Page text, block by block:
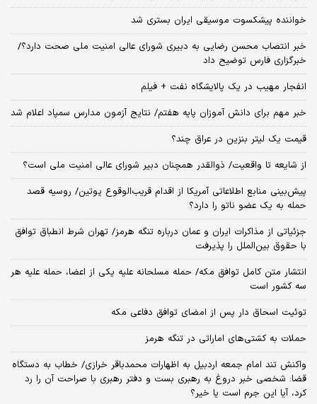
خواننده پیشکسوت موسیقی ایران بستری شد
خبر انتصاب محسن رضایی به دبیری شورای عالی امنیت ملی صحت دارد؟/
خبرگزاری فارس توضیح داد
انفجار مهیب در یک پالایشگاه نفت + فیلم
خبر مهم برای دانش آموزان پایه هفتم/ نتایج آزمون مدارس سمپاد اعلام شد
قیمت یک لیتر بنزین در عراق چند؟
از شایعه تا واقعیت/ ذوالقدر همچنان دبیر شورای ‌عالی امنیت ملی است؟
پیش‌بینی منابع اطلاعاتی آمریکا از اقدام قریب‌الوقوع پوتین/ روسیه قصد
حمله به یک عضو ناتو را دارد؟
جزئیاتی از مذاکرات ایران و عمان درباره تنگه هرمز/ تهران شرط انطباق توافق
با حقوق بین‌الملل را پذیرفت
انتشار متن کامل توافق مکه/ حمله مسلحانه علیه یکی از اعضا، حمله علیه هر
سه کشور است
توئیت اسحاق دار پس از امضای توافق دفاعی مکه
حملات به کشتی‌های اماراتی در تنگه هرمز
واکنش تند امام جمعه اردبیل به اظهارات محمدباقر خرازی/ خطاب به دستگاه
قضا: شخصی خبر دروغ به رهبری بست و دفتر رهبری با صراحت آن را رد
کرد، آیا این جرم است یا خیر؟